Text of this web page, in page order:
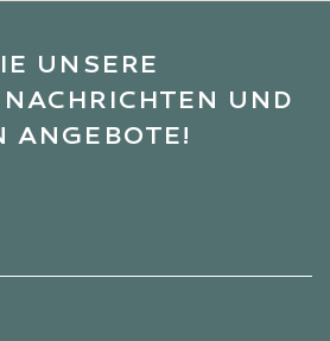
UNSERE
UND
ANGEBOTE!